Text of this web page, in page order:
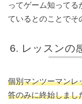
ってゲーム知ってる
ているとのことでそ
レッスンの
個別マンツーマンレ
答のみに終始しまし